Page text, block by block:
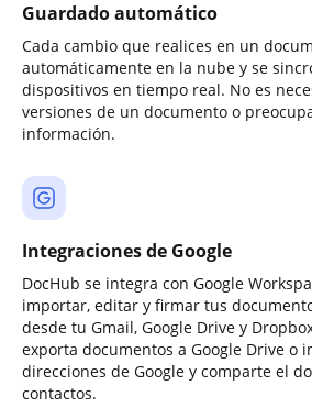
Guardado automático
Cada cambio que realices en un
automáticamente en la nube y se
dispositivos en tiempo real. No es
versiones de un documento o
información.
Integraciones de Google
DocHub se integra con Google
importar, editar y firmar tus
desde tu Gmail, Google Drive y
exporta documentos a Google Drive o
direcciones de Google y comparte el
contactos.